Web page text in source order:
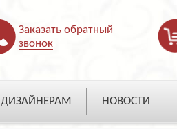
Заказать обратный
звонок
ДИЗАЙНЕРАМ НОВОСТИ